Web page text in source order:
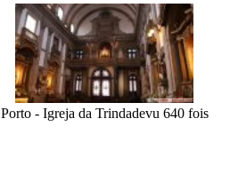
Porto - Igreja da Trindadevu 640 fois